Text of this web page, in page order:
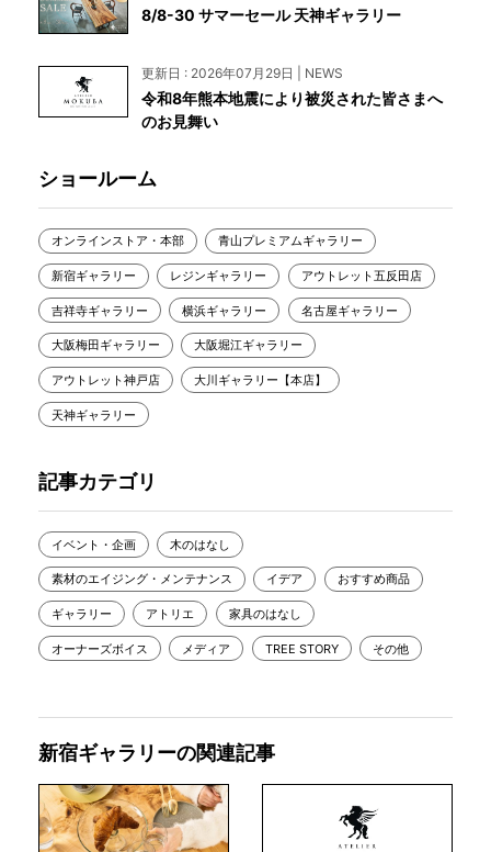
8/8-30 サマーセール 天神ギャラリー
更新日 : 2026年07月29日 | NEWS
令和8年熊本地震により被災された皆さまへ
のお見舞い
ショールーム
オンラインストア・本部 青山プレミアムギャラリー
新宿ギャラリー レジンギャラリー アウトレット五反田店
吉祥寺ギャラリー 横浜ギャラリー 名古屋ギャラリー
大阪梅田ギャラリー 大阪堀江ギャラリー
アウトレット神戸店 大川ギャラリー【本店】
天神ギャラリー
記事カテゴリ
イベント・企画 木のはなし
素材のエイジング・メンテナンス イデア おすすめ商品
ギャラリー アトリエ 家具のはなし
オーナーズボイス メディア TREE STORY その他
新宿ギャラリーの関連記事